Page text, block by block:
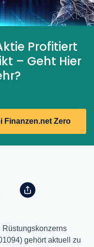
Profitiert
– Geht Hier
Finanzen.net Zero
Rüstungskonzerns
gehört aktuell zu